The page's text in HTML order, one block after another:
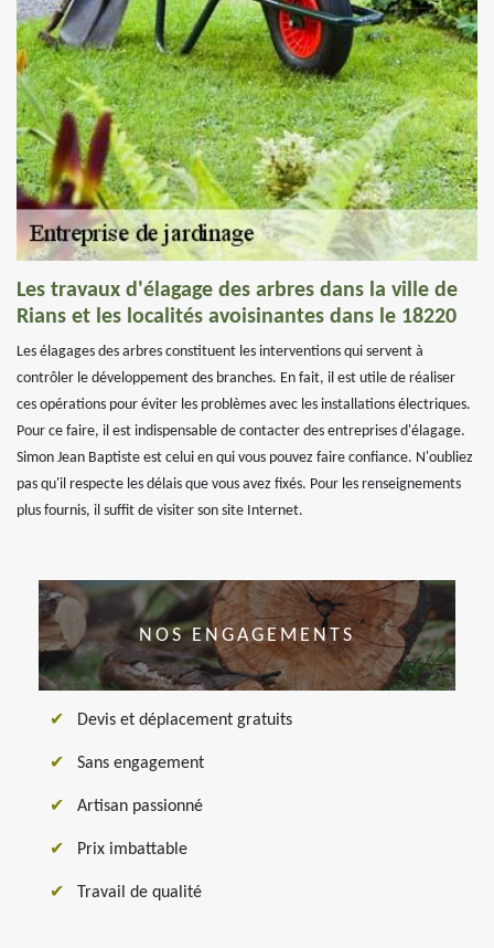
Les travaux d'élagage des arbres dans la ville de
Rians et les localités avoisinantes dans le 18220
Les élagages des arbres constituent les interventions qui servent à
contrôler le développement des branches. En fait, il est utile de réaliser
ces opérations pour éviter les problèmes avec les installations électriques.
Pour ce faire, il est indispensable de contacter des entreprises d'élagage.
Simon Jean Baptiste est celui en qui vous pouvez faire confiance. N'oubliez
pas qu'il respecte les délais que vous avez fixés. Pour les renseignements
plus fournis, il suffit de visiter son site Internet.
NOS ENGAGEMENTS
Devis et déplacement gratuits
Sans engagement
Artisan passionné
Prix imbattable
Travail de qualité